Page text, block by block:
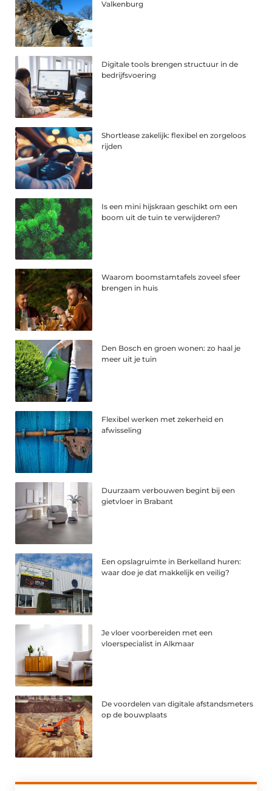
Valkenburg
Digitale tools brengen structuur in de
bedrijfsvoering
Shortlease zakelijk: flexibel en zorgeloos
rijden
Is een mini hijskraan geschikt om een
boom uit de tuin te verwijderen?
Waarom boomstamtafels zoveel sfeer
brengen in huis
Den Bosch en groen wonen: zo haal je
meer uit je tuin
Flexibel werken met zekerheid en
afwisseling
Duurzaam verbouwen begint bij een
gietvloer in Brabant
Een opslagruimte in Berkelland huren:
waar doe je dat makkelijk en veilig?
Je vloer voorbereiden met een
vloerspecialist in Alkmaar
De voordelen van digitale afstandsmeters
op de bouwplaats